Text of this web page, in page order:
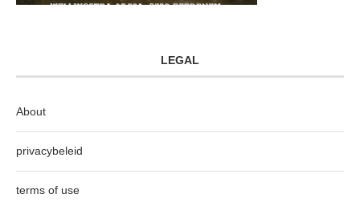
LEGAL
About
privacybeleid
terms of use